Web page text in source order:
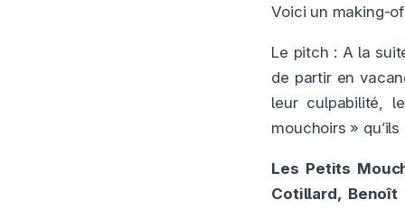
Voici un making-
Le pitch : A la
de partir en
leur culpabilité,
mouchoirs »
Les Petits
Cotillard, Benoît